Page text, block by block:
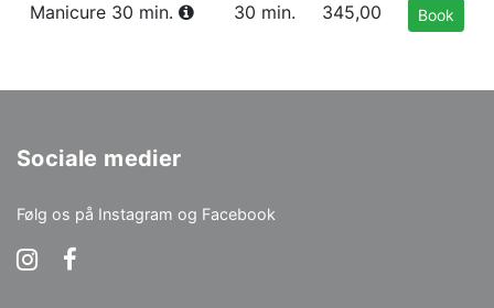
Manicure 30 min. 30 min. 345,00 Book
Sociale medier
Følg os på Instagram og Facebook